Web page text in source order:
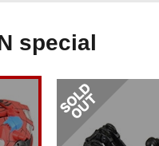
special